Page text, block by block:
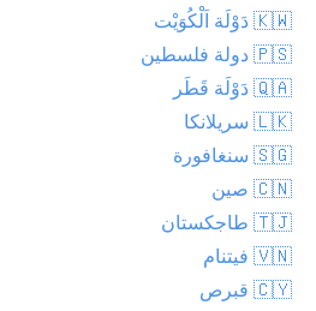
🇰🇼 دَوْلَة اَلْكُوَيْت
🇵🇸 دولة فلسطين
🇶🇦 دَوْلَة قَطَر
🇱🇰 سريلانكا
🇸🇬 سنغافورة
🇨🇳 صين
🇹🇯 طاجكستان
🇻🇳 فيتنام
🇨🇾 قبرص